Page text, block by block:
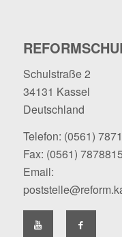
Schulstraße 2
34131 Kassel
Deutschland
Telefon: (0561)
Fax: (0561)
Email: